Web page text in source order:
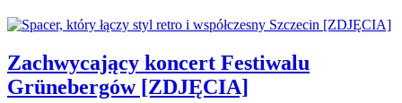
Zachwycający koncert Festiwalu
Grünebergów [ZDJĘCIA]